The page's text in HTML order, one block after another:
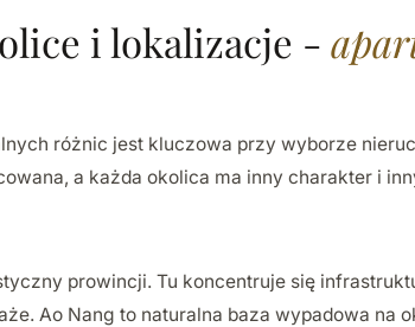
i lokalizacje -
różnic jest kluczowa przy wyborze
a każda okolica ma inny charakter i
prowincji. Tu koncentruje się
Ao Nang to naturalna baza wypadowa na